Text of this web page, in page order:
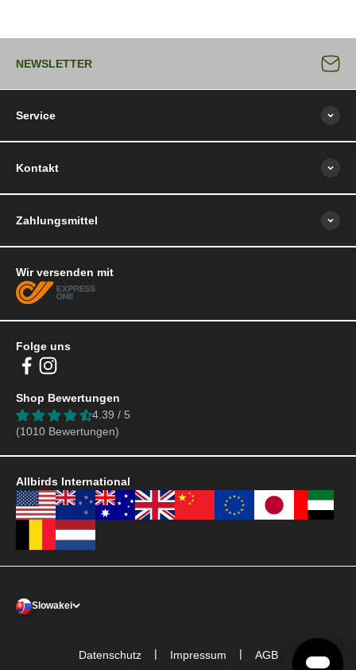
NEWSLETTER
Service
Kontakt
Folge uns
Shop Bewertungen
4.39 / 5
(1010 Bewertungen)
Wir versenden mit
Zahlungsmittel
Allbirds International
Slowakei
Datenschutz | Impressum | AGB